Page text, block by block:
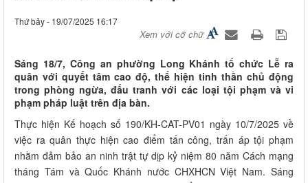
Thứ bảy - 19/07/2025 16:17
Xem với cỡ chữ
Sáng 18/7, Công an phường Long Khánh tổ chức Lễ ra
quân với quyết tâm cao độ, thể hiện tinh thần chủ động
trong phòng ngừa, đấu tranh với các loại tội phạm và vi
phạm pháp luật trên địa bàn.
Thực hiện Kế hoạch số 190/KH-CAT-PV01 ngày 10/7/2025 về
việc ra quân thực hiện cao điểm tấn công, trấn áp tội phạm
nhằm đảm bảo an ninh trật tự dịp kỷ niệm 80 năm Cách mạng
tháng Tám và Quốc Khánh nước CHXHCN Việt Nam. Sáng